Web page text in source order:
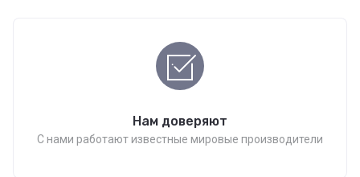
Нам доверяют
С нами работают известные мировые производители